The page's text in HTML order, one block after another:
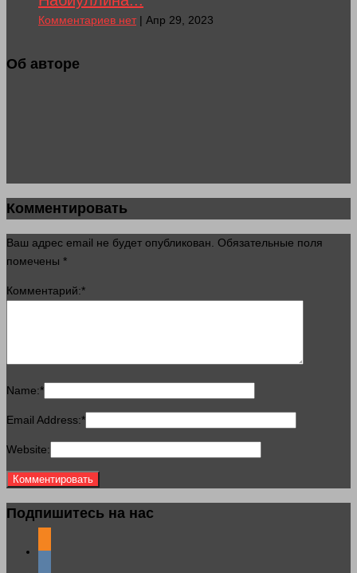
Комментариев нет| Апр 29, 2023
Об авторе
Комментировать
Ваш адрес email не будет опубликован. Обязательные поля
помечены *
Комментарий:*
Name:*
Email Address:*
Website:
Подпишитесь на нас